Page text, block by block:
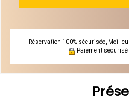
Réservation 100% sécurisée,
Paiement sécurisé